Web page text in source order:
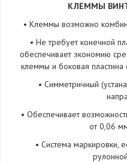
КЛЕММЫ
• Клеммы возможно
• Не требует конечной
обеспечивает экономию
клеммы и боковая
• Симметричный
• Обеспечивает
от 0,06
• Система маркировки,